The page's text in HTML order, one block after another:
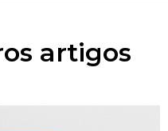
artigos